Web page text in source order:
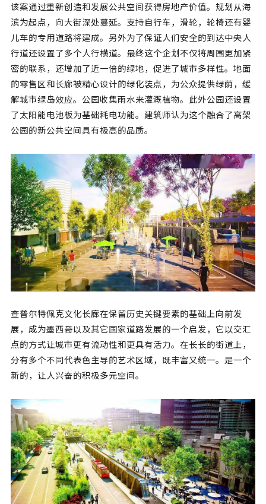
该案通过重新创造和发展公共空间获得房地产价值。规划从海
滨为起点，向大街深处蔓延。支持自行车，滑轮，轮椅还有婴
儿车的专用道路将建成。另外为了保证人们安全的到达中央人
行道还设置了多个人行横道。最终这个企划不仅将周围更加紧
密的联系，还增加了近一倍的绿地，促进了城市多样性。地面
的零售区和长廊被精心设计的绿化装点，为公众提供绿荫，缓
解城市绿岛效应。公园收集雨水来灌溉植物。此外公园还设置
了太阳能电池板为基础耗电功能。建筑师认为这个融合了高架
公园的新公共空间具有极高的品质。
查普尔特佩克文化长廊在保留历史关键要素的基础上向前发
展，成为墨西哥以及其它国家道路发展的一个启发，它以交汇
点的方式让城市更有流动性和更具有活力。在长长的街道上，
分有多个不同代表色主导的艺术区域，既丰富又统一。是一个
新的，让人兴奋的积极多元空间。